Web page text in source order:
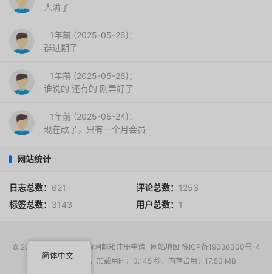
人满了
1年前 (2025-05-26)：
群过期了
1年前 (2025-05-26)：
谁说的 还有的 刚弄好了
1年前 (2025-05-24)：
现在改了，只有一个月会员
网站统计
日志总数： 621 评论总数： 1253
标签总数： 3143 用户总数： 1
© 2017-2026 EDU教育网邮箱注册申请 网站地图 豫ICP备19036300号-4
请求次数：16 次，加载用时：0.145 秒，内存占用：17.50 MB
简体中文